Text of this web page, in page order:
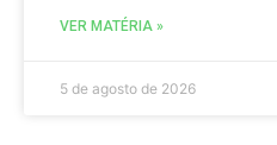
VER MATÉRIA »
5 de agosto de 2026